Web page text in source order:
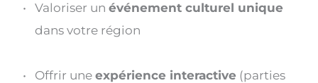
Valoriser un
dans votre région
Offrir une expérience interactive (parties